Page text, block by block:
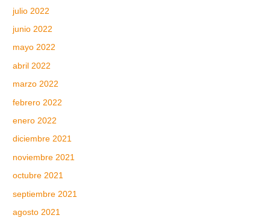
julio 2022
junio 2022
mayo 2022
abril 2022
marzo 2022
febrero 2022
enero 2022
diciembre 2021
noviembre 2021
octubre 2021
septiembre 2021
agosto 2021